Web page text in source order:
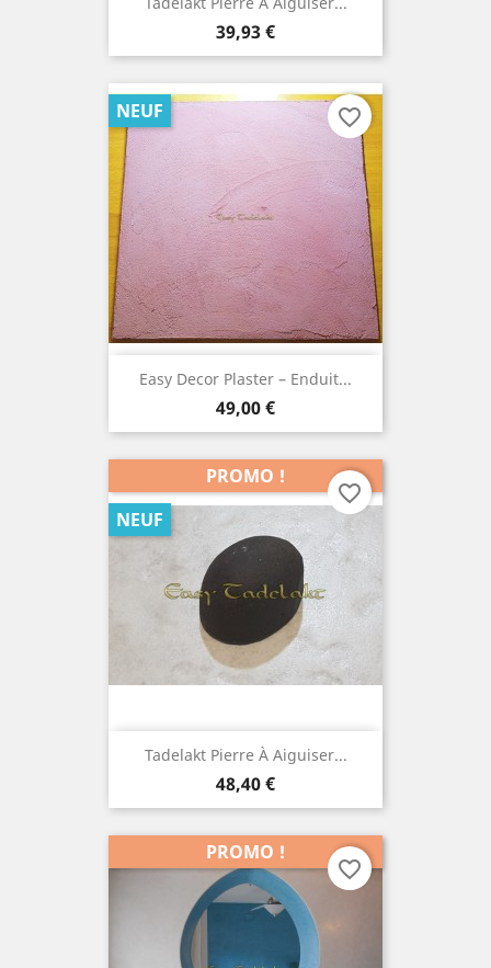
Prix
39,93 €
Easy Decor Plaster – Enduit...
Prix
49,00 €
NEUF favorite_border
Tadelakt Pierre À Aiguiser...
Prix
48,40 €
PROMO !
NEUF
favorite_border
PROMO !
favorite_border